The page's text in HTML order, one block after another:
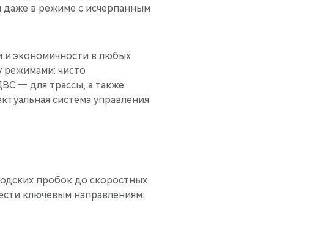
даже в режиме с исчерпанным
и экономичности в любых
режимами: чисто
— для трассы, а также
система управления
пробок до скоростных
ключевым направлениям: